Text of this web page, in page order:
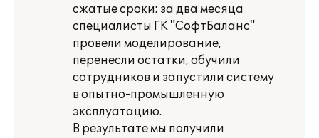
сжатые сроки: за два месяца
специалисты ГК "СофтБаланс"
провели моделирование,
перенесли остатки, обучили
сотрудников и запустили систему
в опытно-промышленную
эксплуатацию.
В результате мы получили